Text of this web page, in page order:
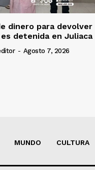
dinero para devolver
detenida en Juliaca
- Agosto 7, 2026
MUNDO CULTURA